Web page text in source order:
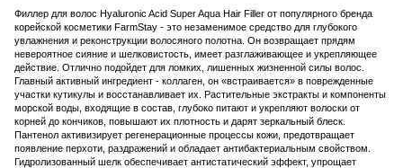
Филлер для волос Hyaluronic Acid Super Aqua Hair Filler от популярного бренда
корейской косметики FarmStay - это незаменимое средство для глубокого
увлажнения и реконструкции волосяного полотна. Он возвращает прядям
невероятное сияние и шелковистость, имеет разглаживающее и укрепляющее
действие. Отлично подойдет для ломких, лишенных жизненной силы волос.
Главный активный ингредиент - коллаген, он «встраивается» в поврежденные
участки кутикулы и восстанавливает их. Растительные экстракты и компоненты
морской воды, входящие в состав, глубоко питают и укрепляют волоски от
корней до кончиков, повышают их плотность и дарят зеркальный блеск.
Пантенол активизирует регенерационные процессы кожи, предотвращает
появление перхоти, раздражений и обладает антибактериальным свойством.
Гидролизованный шелк обеспечивает антистатический эффект, упрощает